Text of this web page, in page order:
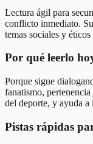
Lectura ágil para
conflicto inmediato.
temas sociales y
Por qué leerlo
Porque sigue
fanatismo,
del deporte, y ayuda a
Pistas rápidas